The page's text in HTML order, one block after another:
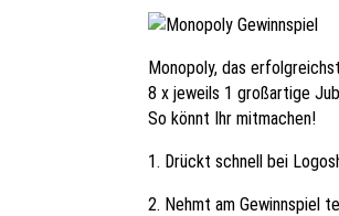
Monopoly, das
8 x jeweils 1 großartige
So könnt Ihr mitmachen!
1. Drückt schnell bei
2. Nehmt am Gewinnspiel